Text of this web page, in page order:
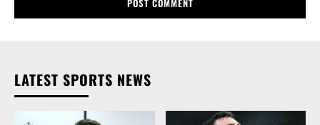
LATEST SPORTS NEWS